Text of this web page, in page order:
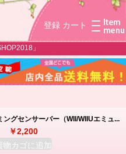
登録 カート
」
グセンサーバー（WII/WIIUエミュ...
￥2,200
物カゴに追加